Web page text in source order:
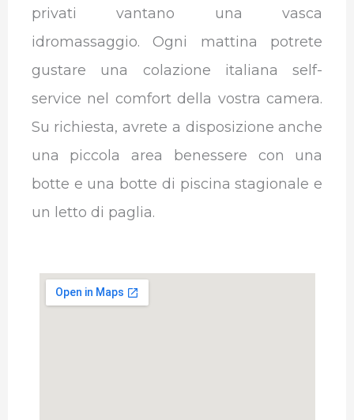
privati vantano una vasca
idromassaggio.Ogni mattina potrete
gustare una colazione italiana self-
service nel comfort della vostra camera.
Su richiesta, avrete a disposizione anche
una piccola area benessere con una
botte e una botte di piscina stagionale e
un letto di paglia.